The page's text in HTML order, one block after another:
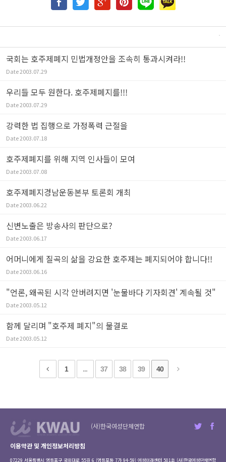
국회는 호주제폐지 민법개정안을 조속히 통과시켜라!!
Date2003.07.29
우리들 모두 원한다. 호주제폐지를!!!
Date2003.07.29
강력한 법 집행으로 가정폭력 근절을
Date2003.07.18
호주제폐지를 위해 지역 인사들이 모여
Date2003.07.08
호주제폐지경남운동본부 토론회 개최
Date2003.06.22
신변노출은 방송사의 판단으로?
Date2003.06.17
어머니에게 질곡의 삶을 강요한 호주제는 폐지되어야 합니다!!
Date2003.06.16
"언론, 왜곡된 시각 안버려지면 '눈물바다 기자회견' 계속될 것"
Date2003.05.12
함께 달리며 "호주제 폐지"의 물결로
Date2003.05.12
1 ... 37 38 39 40
(사)한국여성단체연합
이용약관 및 개인정보처리방침
07229 서울특별시 영등포구 국회대로 55길 6 (영등포동 7가 94-59) 여성미래센터 501호 (사)한국여성단체연합